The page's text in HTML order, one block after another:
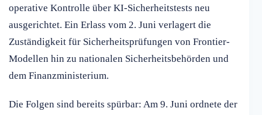
operative Kontrolle über KI-Sicherheitstests neu
ausgerichtet. Ein Erlass vom 2. Juni verlagert die
Zuständigkeit für Sicherheitsprüfungen von Frontier-
Modellen hin zu nationalen Sicherheitsbehörden und
dem Finanzministerium.
Die Folgen sind bereits spürbar: Am 9. Juni ordnete der